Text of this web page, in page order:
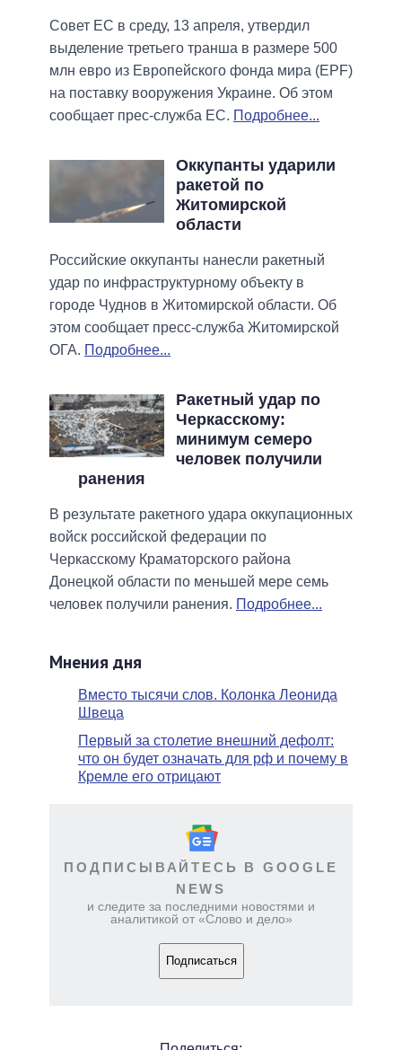
Совет ЕС в среду, 13 апреля, утвердил
выделение третьего транша в размере 500
млн евро из Европейского фонда мира (EPF)
на поставку вооружения Украине. Об этом
сообщает прес-служба ЕС. Подробнее...
Оккупанты ударили
ракетой по
Житомирской
области
Российские оккупанты нанесли ракетный
удар по инфраструктурному объекту в
городе Чуднов в Житомирской области. Об
этом сообщает пресс-служба Житомирской
ОГА. Подробнее...
Ракетный удар по
Черкасскому:
минимум семеро
человек получили
ранения
В результате ракетного удара оккупационных
войск российской федерации по
Черкасскому Краматорского района
Донецкой области по меньшей мере семь
человек получили ранения. Подробнее...
Мнения дня
Вместо тысячи слов. Колонка Леонида
Швеца
Первый за столетие внешний дефолт:
что он будет означать для рф и почему в
Кремле его отрицают
ПОДПИСЫВАЙТЕСЬ В GOOGLE
NEWS
и следите за последними новостями и
аналитикой от «Слово и дело»
Подписаться